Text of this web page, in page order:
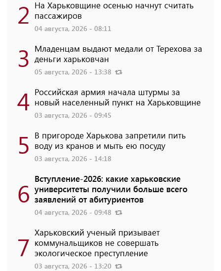
2 На Харьковщине осенью начнут считать
пассажиров
04 августа, 2026 - 08:11
3 Младенцам выдают медали от Терехова за
деньги харьковчан
05 августа, 2026 - 13:38
4 Российская армия начала штурмы за
новый населенный пункт на Харьковщине
03 августа, 2026 - 09:45
5 В пригороде Харькова запретили пить
воду из кранов и мыть ею посуду
03 августа, 2026 - 14:18
6 Вступление-2026: какие харьковские
университеты получили больше всего
заявлений от абитуриентов
04 августа, 2026 - 09:48
7 Харьковский ученый призывает
коммунальщиков не совершать
экологическое преступление
03 августа, 2026 - 13:20